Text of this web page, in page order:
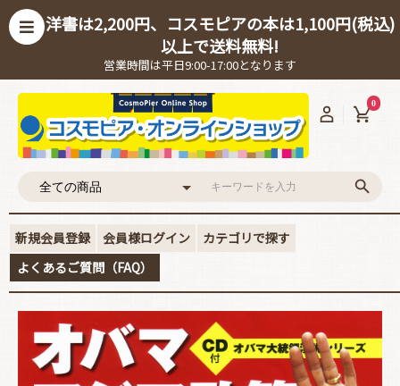
洋書は2,200円、コスモピアの本は1,100円(税込)
以上で送料無料!
営業時間は平日9:00-17:00となります
0
新規会員登録 会員様ログイン
カテゴリで探す
よくあるご質問（FAQ）